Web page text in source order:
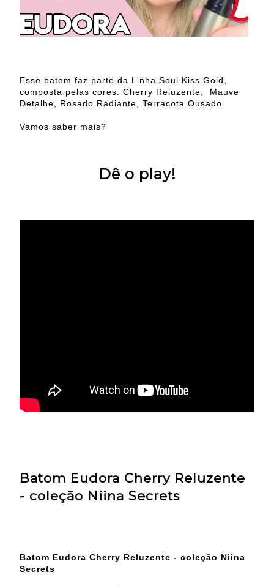
Esse batom faz parte da Linha Soul Kiss Gold,
composta pelas cores: Cherry Reluzente, Mauve
Detalhe, Rosado Radiante, Terracota Ousado.
Vamos saber mais?
Dê o play!
Batom Eudora Cherry Reluzente
- coleção Niina Secrets
Batom Eudora Cherry Reluzente - coleção Niina
Secrets